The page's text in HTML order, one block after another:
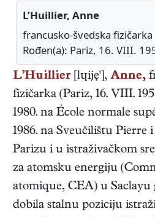
L’Huillier, Anne
francusko-švedska fizičarka
Rođen(a): Pariz, 16. VIII.
L’Huillier [lɥijẹ'], Anne,
fizičarka (Pariz, 16. VIII.
1980. na École normale
1986. na Sveučilištu Pierre
Parizu i u istraživačkom
za atomsku energiju
atomique, CEA) u Saclayu
dobila stalnu poziciju